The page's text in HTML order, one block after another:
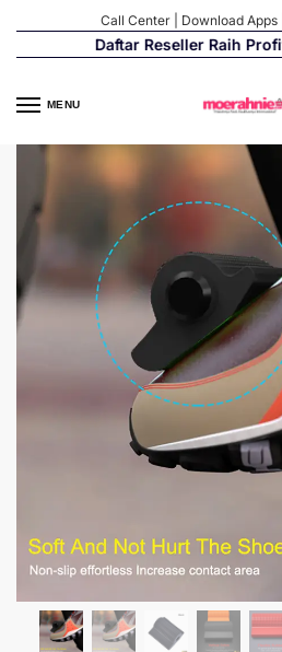
Call Center Download Apps
Daftar Reseller Raih
MENU